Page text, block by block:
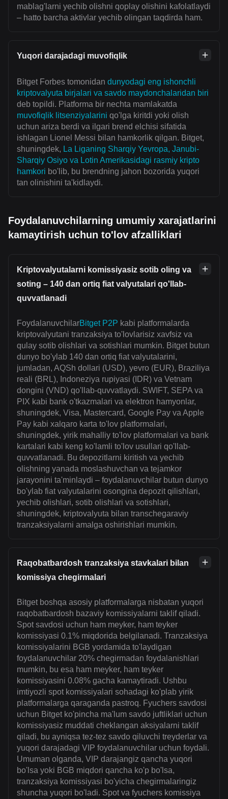
mablag'larni yechib olishni qoplay olishini kafolatlaydi
– hatto barcha aktivlar yechib olingan taqdirda ham.
Yuqori darajadagi muvofiqlik
Bitget Forbes tomonidan dunyodagi eng ishonchli
kriptovalyuta birjalari va savdo maydonchalaridan biri
deb topildi. Platforma bir nechta mamlakatda
muvofiqlik litsenziyalarini qo'lga kiritdi yoki olish
uchun ariza berdi va ilgari brend elchisi sifatida
ishlagan Lionel Messi bilan hamkorlik qilgan. Bitget,
shuningdek, La Liganing Sharqiy Yevropa, Janubi-
Sharqiy Osiyo va Lotin Amerikasidagi rasmiy kripto
hamkori bo'lib, bu brendning jahon bozorida yuqori
tan olinishini ta'kidlaydi.
Foydalanuvchilarning umumiy xarajatlarini
kamaytirish uchun to'lov afzalliklari
Kriptovalyutalarni komissiyasiz sotib oling va
soting – 140 dan ortiq fiat valyutalari qo'llab-
quvvatlanadi
FoydalanuvchilarBitget P2P kabi platformalarda
kriptovalyutani tranzaksiya to'lovlarisiz xavfsiz va
qulay sotib olishlari va sotishlari mumkin. Bitget butun
dunyo bo'ylab 140 dan ortiq fiat valyutalarini,
jumladan, AQSh dollari (USD), yevro (EUR), Braziliya
reali (BRL), Indoneziya rupiyasi (IDR) va Vetnam
dongini (VND) qo'llab-quvvatlaydi. SWIFT, SEPA va
PIX kabi bank o'tkazmalari va elektron hamyonlar,
shuningdek, Visa, Mastercard, Google Pay va Apple
Pay kabi xalqaro karta to'lov platformalari,
shuningdek, yirik mahalliy to'lov platformalari va bank
kartalari kabi keng ko'lamli to'lov usullari qo'llab-
quvvatlanadi. Bu depozitlarni kiritish va yechib
olishning yanada moslashuvchan va tejamkor
jarayonini ta'minlaydi – foydalanuvchilar butun dunyo
bo'ylab fiat valyutalarini osongina depozit qilishlari,
yechib olishlari, sotib olishlari va sotishlari,
shuningdek, kriptovalyuta bilan transchegaraviy
tranzaksiyalarni amalga oshirishlari mumkin.
Raqobatbardosh tranzaksiya stavkalari bilan
komissiya chegirmalari
Bitget boshqa asosiy platformalarga nisbatan yuqori
raqobatbardosh bazaviy komissiyalarni taklif qiladi.
Spot savdosi uchun ham meyker, ham teyker
komissiyasi 0.1% miqdorida belgilanadi. Tranzaksiya
komissiyalarini BGB yordamida to'laydigan
foydalanuvchilar 20% chegirmadan foydalanishlari
mumkin, bu esa ham meyker, ham teyker
komissiyasini 0.08% gacha kamaytiradi. Ushbu
imtiyozli spot komissiyalari sohadagi ko'plab yirik
platformalarga qaraganda pastroq. Fyuchers savdosi
uchun Bitget ko'pincha ma'lum savdo juftliklari uchun
komissiyasiz muddati cheklangan aksiyalarni taklif
qiladi, bu ayniqsa tez-tez savdo qiluvchi treyderlar va
yuqori darajadagi VIP foydalanuvchilar uchun foydali.
Umuman olganda, VIP darajangiz qancha yuqori
bo'lsa yoki BGB miqdori qancha ko'p bo'lsa,
tranzaksiya komissiyasi bo'yicha chegirmalaringiz
shuncha yuqori bo'ladi. Spot va fyuchers komissiya